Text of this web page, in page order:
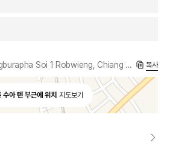
Soi 1 Robwieng, Chiang Rai, 57000, TH 복사
수아 텐 부근에 위치 지도보기